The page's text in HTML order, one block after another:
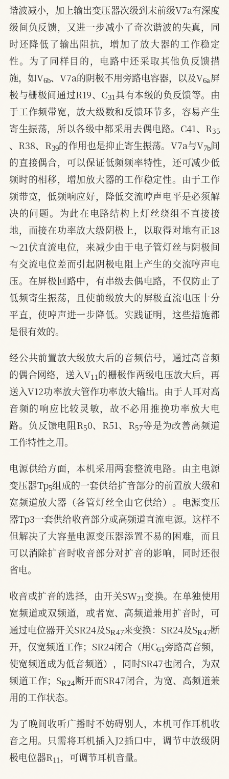
谐波减小，加上输出变压器次级到末前级V7a有深度
级间负反馈，又进一步减小了奇次谐波的失真，同
时还降低了输出阻抗，增加了放大器的工作稳定
性。为了同样目的，电路中还采取其他负反馈措
施，如V6 b
、V7a的阴极不用旁路电容器，以及V6a屏
极与栅极间通过R19、C31具有本级的负反馈等。由
于工作频带宽，放大级数和反馈环节多，容易产生
寄生振荡，所以各级中都采用去偶电路。C41、R35
、R38、R 39的作用也是抑止寄生振荡。V7a与V7b
间
的直接偶合，可以保证低频频率特性，还可减少低
频时的相移，增加放大器的工作稳定性。由于工作
频带宽，低频响应好，降低交流哼声电平是必须解
决的问题。为此在电路结构上灯丝绕组不直接接
地，而接在功率放大级阴极上，以取得对地有正18
～21伏直流电位，来减少由于电子管灯丝与阴极间
有交流电位差而引起阴极电阻上产生的交流哼声电
压。在屏极回路中，有串级去偶电路，不仅防止了
低频寄生振荡，且使前级放大的屏极直流电压十分
平直，使哼声进一步降低。实践证明，这些措施都
是很有效的。
经公共前置放大级放大后的音频信号，通过高音频
的偶合网络，送入V11的栅极作两级电压放大后，再
送入V12功率放大管作功率放大输出。由于人耳对高
音频的响应比较灵敏，故不必用推挽功率放大电
路。负反馈电阻R 50、R51、R57等是为改善高频道
工作特性之用。
电源供给方面，本机采用两套整流电路。由主电源
变压器Tp5组成的一套供给扩音部分的前置放大级和
宽频道放大器（各管灯丝全由它供给）。电源变压
器Tp3一套供给收音部分或高频道直流电源。这样不
但解决了大容量电源变压器添置不易的困难，而且
可以消除扩音时收音部分对扩音的影响，同时还很
省电。
收音或扩音的选择，由开关SW
变换。在单独使用
宽频道或双频道，或者宽、高频道兼用扩音时，可
通过电位器开关SR24及SR 47
来变换：SR24及SR 47
断
开，仅宽频道工作；SR24闭合（用C 61旁路高音频，
使宽频道成为低音频道），同时SR47也闭合，为双
频道工作；SR24断开而SR47闭合，为宽、高频道兼
用的工作状态。
为了晚间收听广播时不妨碍别人，本机可作耳机收
音之用。只需将耳机插入J2插口中，调节中放级阴
极电位器R 11，可调节耳机音量。